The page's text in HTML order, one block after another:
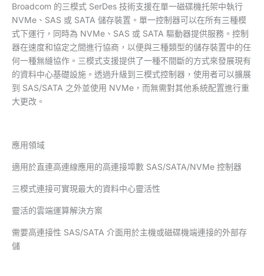
Broadcom 的三模式 SerDes 技術支援在單一磁碟機托架中執行
NVMe、SAS 或 SATA 儲存裝置。單一控制器可以在所有三種模
式下運行，同時為 NVMe、SAS 或 SATA 驅動器提供服務。控制
器在速度和協定之間進行協商，以便與三種類型的儲存裝置中的任
何一種無縫協作。三模式支援提供了一種不間斷的方式來發展現有
的資料中心基礎設施。透過升級到三模式控制器，使用者可以擴展
到 SAS/SATA 之外並使用 NVMe，而無需對其他系統配置進行重
大更改。
應用領域
適用於直連高連線應用的高連接埠數 SAS/SATA/NVMe 控制器
三模式連接可實現最大的資料中心靈活性
靈活的雲端運算解決方案
需要高連接性 SAS/SATA 介面用於主機或磁碟機端連接的外部存
儲